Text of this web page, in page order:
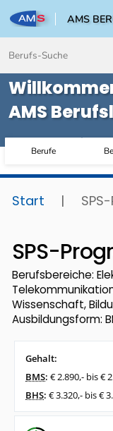
AMS
AMS
Berufe
Start |
SPS-
Berufsbereiche:
Wissenschaft,
Ausbildungsform:
Gehalt:
BMS: € 2.890,- bis €
BHS: € 3.320,- bis €